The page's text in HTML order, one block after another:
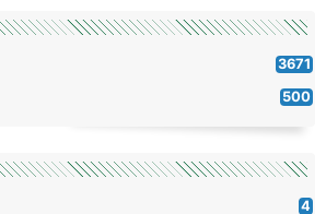
3671
500
4